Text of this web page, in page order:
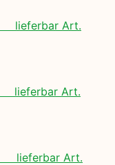
lieferbar Art.
lieferbar Art.
lieferbar Art.